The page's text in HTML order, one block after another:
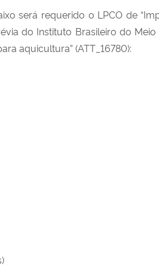
será requerido o LPCO de
do Instituto Brasileiro do
aquicultura” (ATT_16780):